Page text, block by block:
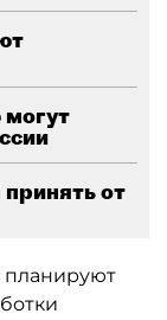
от
планируют